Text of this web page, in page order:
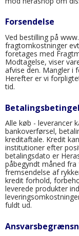
Forsendelse
Ved bestilling på
fragtomkostninger
foretages med
Modtagelse, viser
afvise den. Mangler i
Herefter er vi
tid.
Alle køb - leverancer
bankoverførsel,
kreditaftale. Kredit
institutioner efter
betalingsdato er
påbegyndt måned
fremsendelse af
kredit forhold,
leverede produkter
fuldt ud.